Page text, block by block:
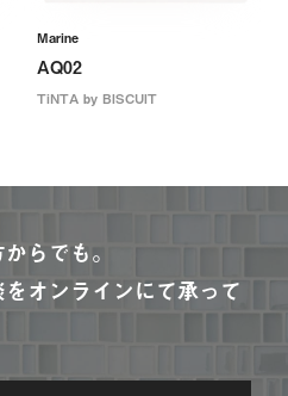
Marine
AQ02
TiNTA by BISCUIT
らでも。
オンラインにて承って